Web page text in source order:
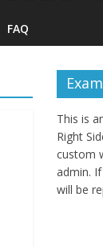
FAQ
This is
Right
custom
admin.
will be